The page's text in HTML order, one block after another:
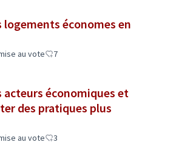
logements économes en
au vote 7
acteurs économiques et
des pratiques plus
au vote 3